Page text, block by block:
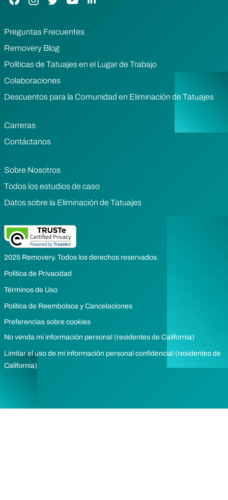
Preguntas Frecuentes
Removery Blog
Políticas de Tatuajes en el Lugar de Trabajo
Colaboraciones
Descuentos para la Comunidad en Eliminación de Tatuajes
Carreras
Contáctanos
Sobre Nosotros
Todos los estudios de caso
Datos sobre la Eliminación de Tatuajes
2025 Removery. Todos los derechos reservados.
Política de Privacidad
Términos de Uso
Política de Reembolsos y Cancelaciones
Preferencias sobre cookies
No venda mi información personal (residentes de California)
Limitar el uso de mi información personal confidencial (residentes de
California)